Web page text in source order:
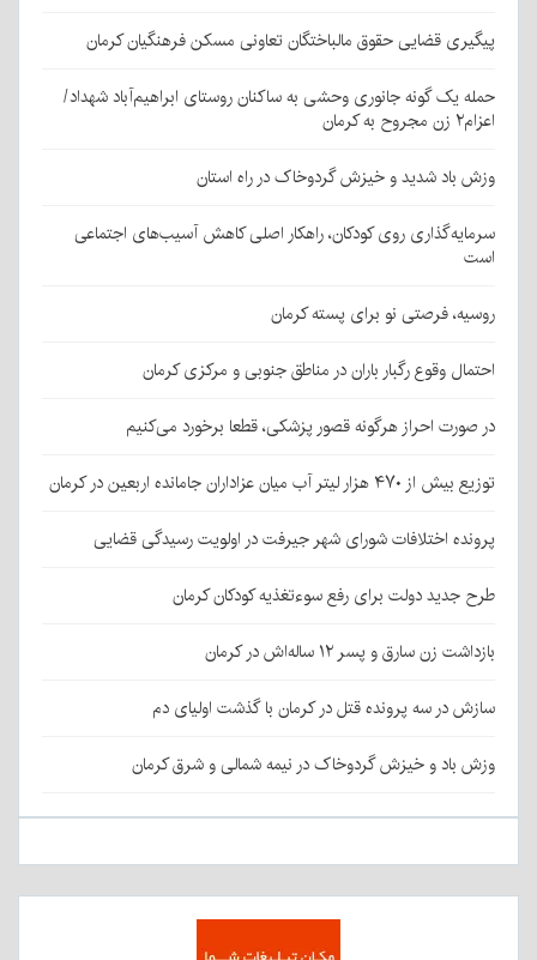
پیگیری قضایی حقوق مالباختگان تعاونی مسکن فرهنگیان کرمان
حمله یک گونه جانوری وحشی به ساکنان روستای ابراهیم‌آباد شهداد/
اعزام۲ زن مجروح به کرمان
وزش باد شدید و خیزش گردوخاک در راه استان
سرمایه‌گذاری روی کودکان، راهکار اصلی کاهش آسیب‌های اجتماعی
است
روسیه، فرصتی نو برای پسته کرمان
احتمال وقوع رگبار باران در مناطق جنوبی و مرکزی کرمان
در صورت احراز هرگونه قصور پزشکی، قطعا برخورد می‌کنیم
توزیع بیش از ۴۷۰ هزار لیتر آب میان عزاداران جامانده اربعین در کرمان
پرونده اختلافات شورای شهر جیرفت در اولویت رسیدگی قضایی
طرح جدید دولت برای رفع سوءتغذیه کودکان کرمان
بازداشت زن سارق و پسر ۱۲ ساله‌اش در کرمان
سازش در سه پرونده قتل در کرمان با گذشت اولیای دم
وزش باد و خیزش گردوخاک در نیمه شمالی و شرق کرمان